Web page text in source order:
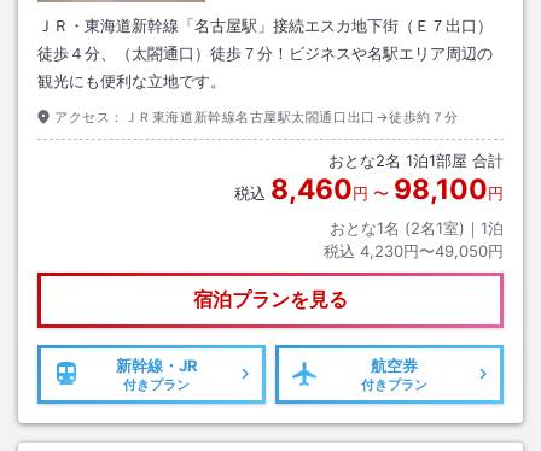
ＪＲ・東海道新幹線「名古屋駅」接続エスカ地下街（Ｅ７出口）
徒歩４分、（太閤通口）徒歩７分！ビジネスや名駅エリア周辺の
観光にも便利な立地です。
アクセス： ＪＲ東海道新幹線名古屋駅太閤通口出口→徒歩約７分
おとな2名 1泊1部屋 合計
税込 8,460円 〜 98,100円
おとな1名 (2名1室)｜ 1泊
税込 4,230円〜49,050円
宿泊プランを見る
新幹線・JR
付きプラン
航空券
付きプラン